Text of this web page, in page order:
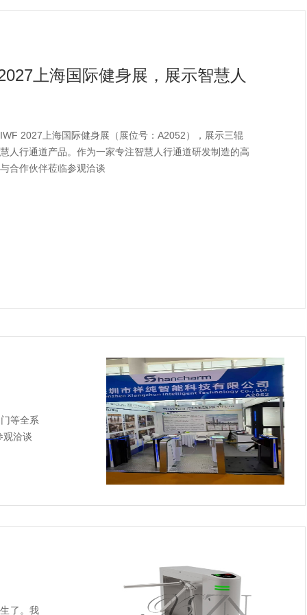
上海国际健身展，展示智慧人
2027上海国际健身展（展位号：A2052），展示三辊
人行通道产品。作为一家专注智慧人行通道研发制造的高
合作伙伴莅临参观洽谈
等全系
观洽谈
了。我